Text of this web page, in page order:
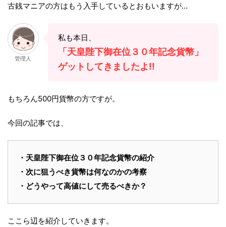
古銭マニアの方はもう入手しているとおもいますが…
管理人
私も本日、
「天皇陛下御在位３０年記念貨幣」
ゲットしてきましたよ!!
もちろん500円貨幣の方ですが。
今回の記事では、
・天皇陛下御在位３０年記念貨幣の紹介
・次に狙うべき貨幣は何なのかの考察
・どうやって高値にして売るべきか？
ここら辺を紹介していきます。